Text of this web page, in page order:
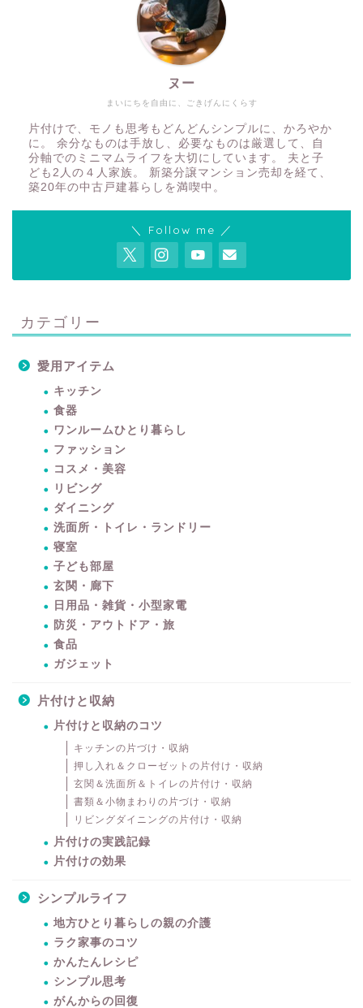
まいにちを自由に、ごきげんにくらす
ヌー
片付けで、モノも思考もどんどんシンプルに、かろやか
に。 余分なものは手放し、必要なものは厳選して、自
分軸でのミニマムライフを大切にしています。 夫と子
ども2人の４人家族。 新築分譲マンション売却を経て、
築20年の中古戸建暮らしを満喫中。
＼ Follow me ／
カテゴリー
愛用アイテム
キッチン
食器
ワンルームひとり暮らし
ファッション
コスメ・美容
リビング
ダイニング
洗面所・トイレ・ランドリー
寝室
子ども部屋
玄関・廊下
日用品・雑貨・小型家電
防災・アウトドア・旅
食品
ガジェット
片付けと収納
片付けと収納のコツ
キッチンの片づけ・収納
押し入れ＆クローゼットの片付け・収納
玄関＆洗面所＆トイレの片付け・収納
書類＆小物まわりの片づけ・収納
リビングダイニングの片付け・収納
片付けの実践記録
片付けの効果
シンプルライフ
地方ひとり暮らしの親の介護
ラク家事のコツ
かんたんレシピ
シンプル思考
がんからの回復